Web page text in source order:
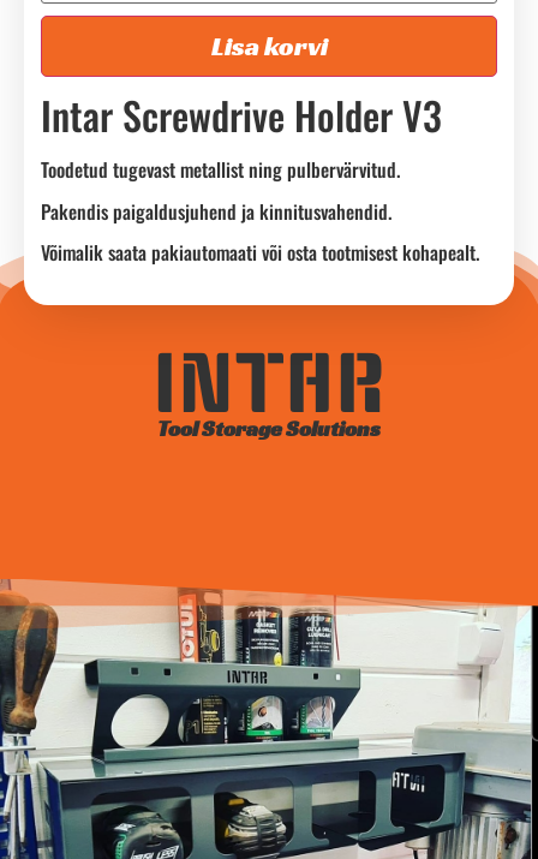
Lisa korvi
Intar Screwdrive Holder V3
Toodetud tugevast metallist ning pulbervärvitud.
Pakendis paigaldusjuhend ja kinnitusvahendid.
Võimalik saata pakiautomaati või osta tootmisest kohapealt.
INTAR
Tool Storage Solutions